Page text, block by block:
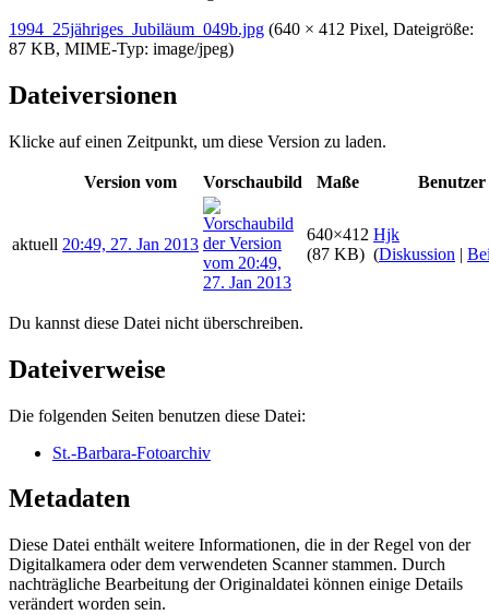
1994_25jähriges_Jubiläum_049b.jpg (640 × 412 Pixel, Dateigröße:
87 KB, MIME-Typ: image/jpeg)
Dateiversionen
Klicke auf einen Zeitpunkt, um diese Version zu laden.
Version vom Vorschaubild Maße Benutzer
aktuell 20:49, 27. Jan 2013
640×412
(87 KB)
Hjk
(Diskussion |
Du kannst diese Datei nicht überschreiben.
Dateiverweise
Die folgenden Seiten benutzen diese Datei:
St.-Barbara-Fotoarchiv
Metadaten
Diese Datei enthält weitere Informationen, die in der Regel von der
Digitalkamera oder dem verwendeten Scanner stammen. Durch
nachträgliche Bearbeitung der Originaldatei können einige Details
verändert worden sein.